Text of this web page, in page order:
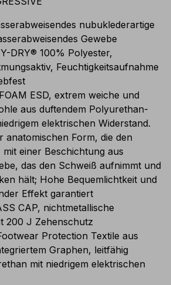
nubuklederartige
Gewebe
DRY® 100% Polyester,
Feuchtigkeitsaufnahme
ESD, extrem weiche und
aus duftendem Polyurethan-
elektrischen Widerstand.
anatomischen Form, die den
einer Beschichtung aus
das den Schweiß aufnimmt und
hält; Hohe Bequemlichtkeit und
Effekt garantiert
CAP, nichtmetallische
200 J Zehenschutz
Protection Textile aus
Graphen, leitfähig
mit niedrigem elektrischen